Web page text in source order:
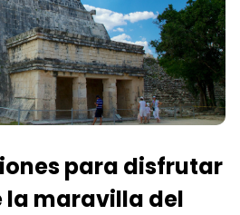
para disfrutar
la maravilla del